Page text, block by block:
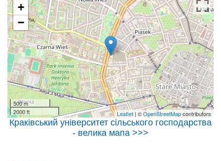
+
−
500 m
2000 ft
Leaflet| ©OpenStreetMapcontributors
Краківський університет сільського господарства
- велика мапа >>>